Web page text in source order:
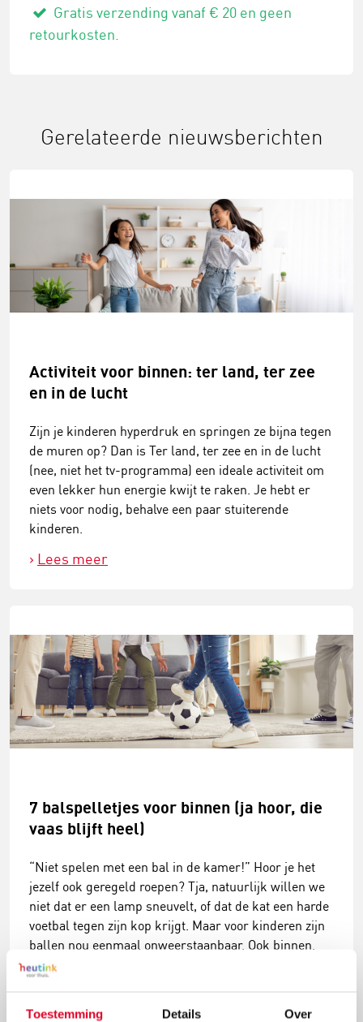
Toestemming Details Over
Gratis verzending vanaf € 20 en geen
retourkosten.
Gerelateerde nieuwsberichten
Activiteit voor binnen: ter land, ter zee
en in de lucht
Zijn je kinderen hyperdruk en springen ze bijna tegen
de muren op? Dan is Ter land, ter zee en in de lucht
(nee, niet het tv-programma) een ideale activiteit om
even lekker hun energie kwijt te raken. Je hebt er
niets voor nodig, behalve een paar stuiterende
kinderen.
Lees meer
7 balspelletjes voor binnen (ja hoor, die
vaas blijft heel)
“Niet spelen met een bal in de kamer!” Hoor je het
jezelf ook geregeld roepen? Tja, natuurlijk willen we
niet dat er een lamp sneuvelt, of dat de kat een harde
voetbal tegen zijn kop krijgt. Maar voor kinderen zijn
ballen nou eenmaal onweerstaanbaar. Ook binnen.
Daarom in deze blog: 7 balspelletjes die
Lees meer